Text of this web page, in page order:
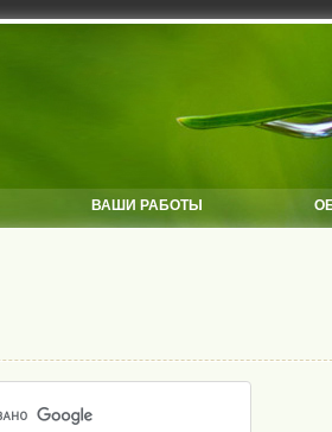
ВАШИ РАБОТЫ